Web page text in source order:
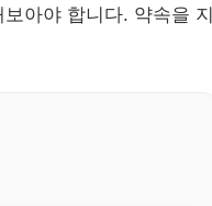
아야 합니다. 약속을 지